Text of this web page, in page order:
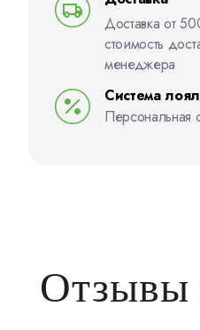
Доставка от
стоимость
менеджера
Система
Персональная
Отзывы